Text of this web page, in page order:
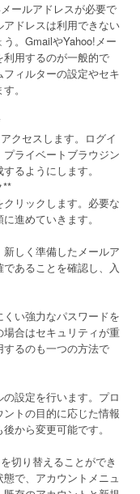
ールアドレスが必要で
ドレスは利用できない
。GmailやYahoo!メー
用するのが一般的で
ィルターの設定やセキ
。
クセスします。ログイ
ライベートブラウジン
るようにします。
**
リックします。必要な
進めていきます。
しく準備したメールア
あることを確認し、入
い強力なパスワードを
合はセキュリティが重
るのも一つの方法で
設定を行います。プロ
トの目的に応じた情報
から変更可能です。
切り替えることができ
で、アカウントメニュ